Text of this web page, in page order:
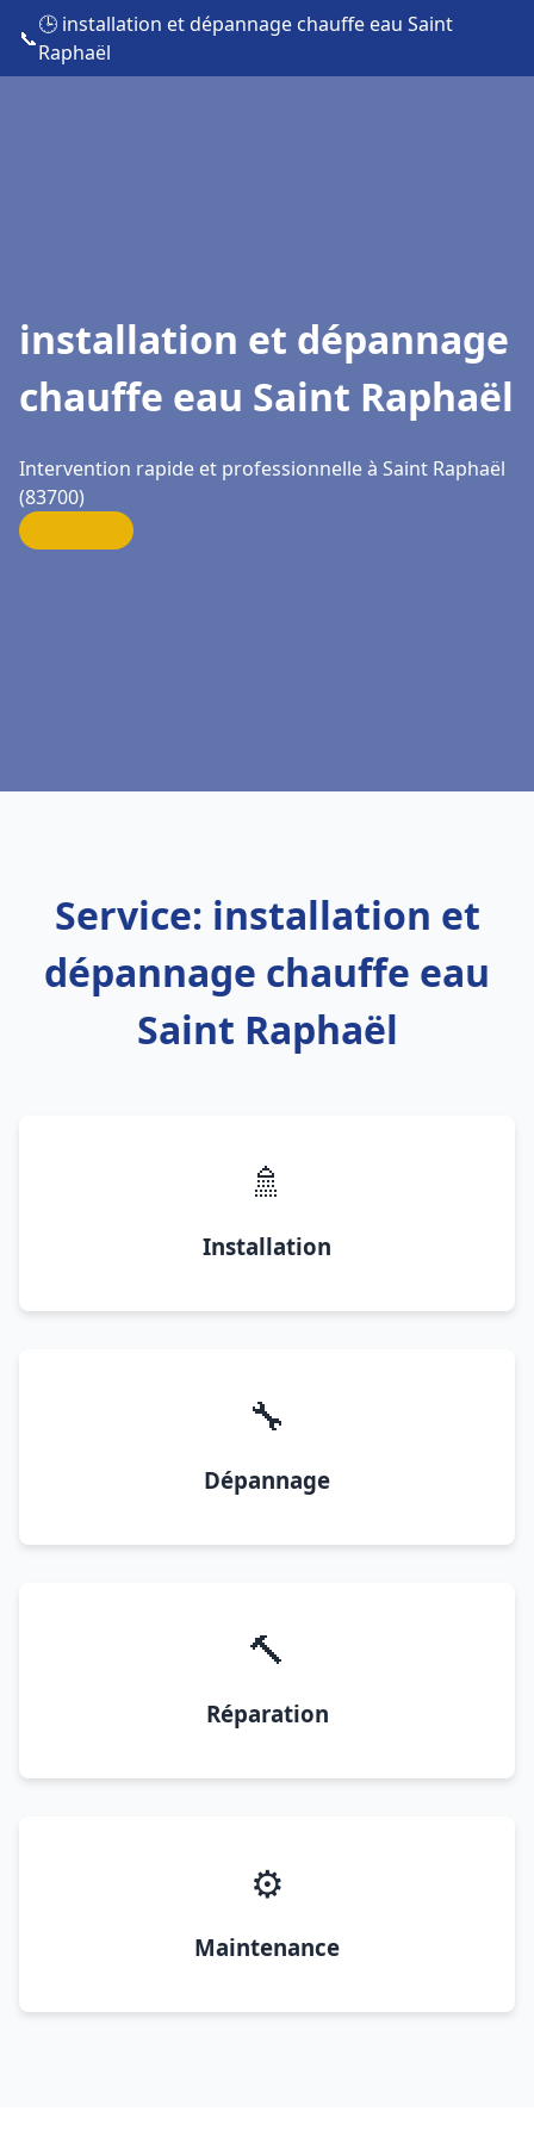
📞
🕒 installation et dépannage chauffe eau Saint
Raphaël
installation et dépannage
chauffe eau Saint Raphaël
Intervention rapide et professionnelle à Saint Raphaël
(83700)
Service: installation et
dépannage chauffe eau
Saint Raphaël
🚿
Installation
🔧
Dépannage
🔨
Réparation
⚙️
Maintenance